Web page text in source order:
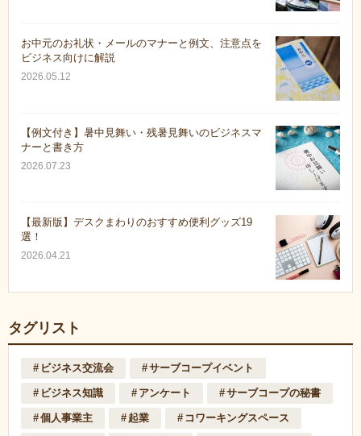
お中元のお礼状・メールのマナーと例文、注意点を
ビジネス向けに解説
2026.05.12
【例文付き】暑中見舞い・残暑見舞いのビジネスマ
ナーと書き方
2026.07.23
【最新版】デスクまわりのおすすめ便利グッズ19
選！
2026.04.21
タグリスト
ビジネス交流会 サーブコープイベント
ビジネス知識 アンケート サーブコープの秘書
個人事業主 起業 コワーキングスペース